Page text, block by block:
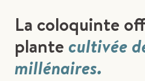
La coloquinte
plante cultivée
millénaires.